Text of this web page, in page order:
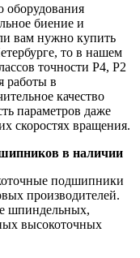
оборудования
биение и
вам нужно купить
то в нашем
точности P4, P2
работы в
качество
параметров даже
скоростях вращения.
в наличии
подшипники
производителей.
шпиндельных,
высокоточных